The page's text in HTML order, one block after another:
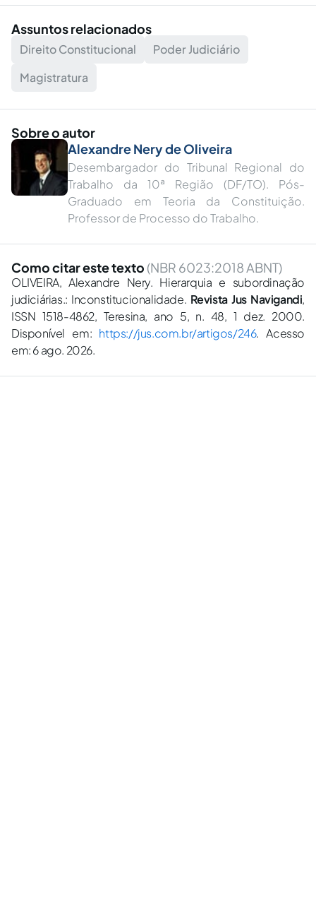
Assuntos relacionados
Direito Constitucional
Poder Judiciário
Magistratura
Sobre o autor
Alexandre Nery de Oliveira
Desembargador do Tribunal Regional do
Trabalho da 10ª Região (DF/TO). Pós-
Graduado em Teoria da Constituição.
Professor de Processo do Trabalho.
Como citar este texto (NBR 6023:2018 ABNT)
OLIVEIRA, Alexandre Nery. Hierarquia e subordinação
judiciárias.: Inconstitucionalidade. Revista Jus Navigandi,
ISSN 1518-4862, Teresina, ano 5, n. 48, 1 dez. 2000.
Disponível em: https://jus.com.br/artigos/246. Acesso
em: 6 ago. 2026.